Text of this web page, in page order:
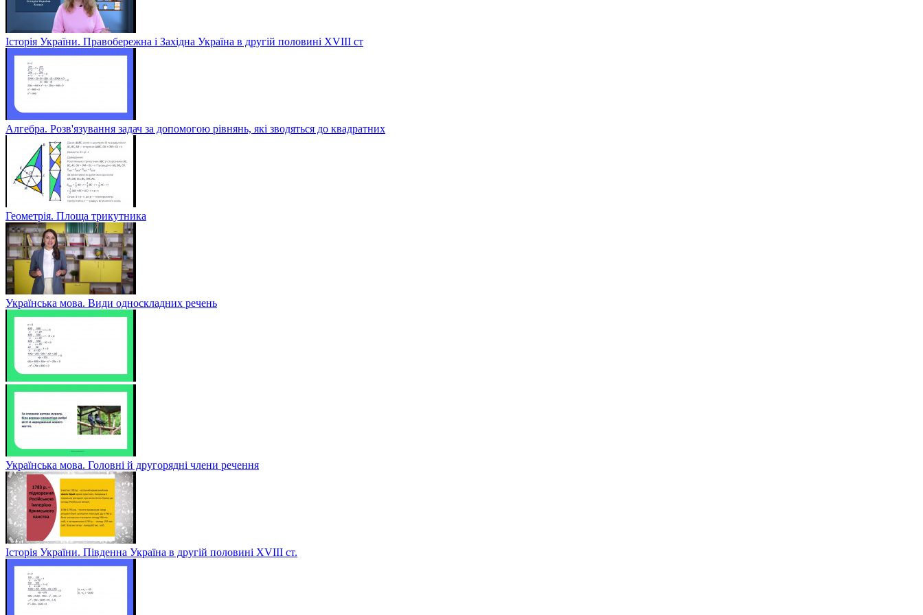
Історія України. Правобережна і Західна Україна в другій половині XVIII ст
Алгебра. Розв'язування задач за допомогою рівнянь, які зводяться до квадратних
Геометрія. Площа трикутника
Українська мова. Види односкладних речень
Українська мова. Головні й другорядні члени речення
Історія України. Південна Україна в другій половині ХVІІІ ст.